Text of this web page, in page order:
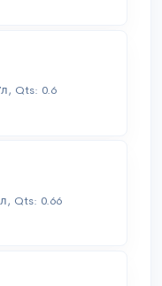
Qts: 0.6
Qts: 0.66